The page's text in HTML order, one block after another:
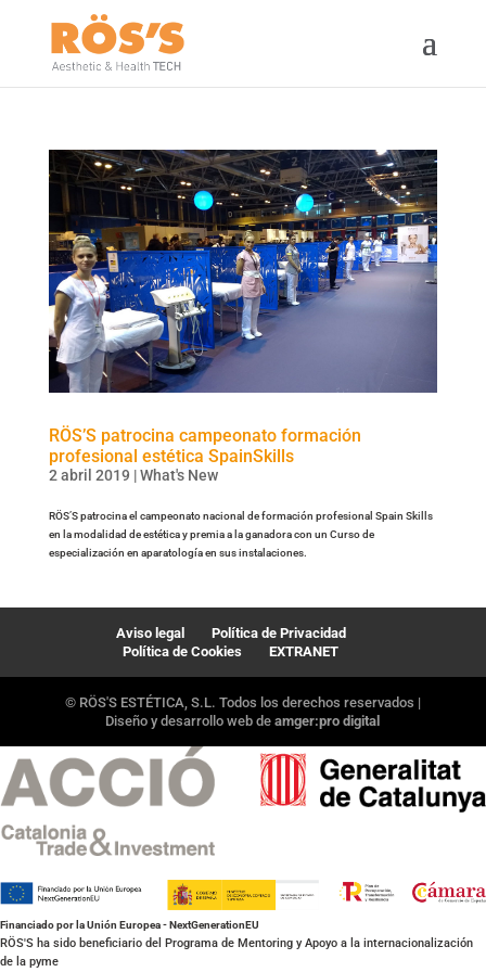
RÖS’S patrocina campeonato formación
profesional estética SpainSkills
2 abril 2019 |What's New
RÖS’S patrocina el campeonato nacional de formación profesional Spain Skills
en la modalidad de estética y premia a la ganadora con un Curso de
especialización en aparatología en sus instalaciones.
Aviso legal
Política de Privacidad
Política de Cookies
EXTRANET
© RÖS'S ESTÉTICA, S.L. Todos los derechos reservados |
Diseño y desarrollo web deamger:pro digital
Financiado por la Unión Europea - NextGenerationEU
RÖS'S ha sido beneficiario del Programa de Mentoring y Apoyo a la internacionalización
de la pyme